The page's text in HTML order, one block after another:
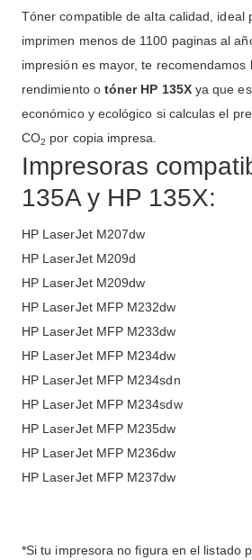
Tóner compatible de alta calidad, ideal
imprimen menos de 1100 paginas al
impresión es mayor, te recomendamos
rendimiento o tóner HP 135Xya que
económico y ecológico si calculas el
CO2 por copia impresa.
Impresoras
135A y HP 135X:
HP LaserJet M207dw
HP LaserJet M209d
HP LaserJet M209dw
HP LaserJet MFP M232dw
HP LaserJet MFP M233dw
HP LaserJet MFP M234dw
HP LaserJet MFP M234sdn
HP LaserJet MFP M234sdw
HP LaserJet MFP M235dw
HP LaserJet MFP M236dw
HP LaserJet MFP M237dw
*Si tu impresora no figura en el listado